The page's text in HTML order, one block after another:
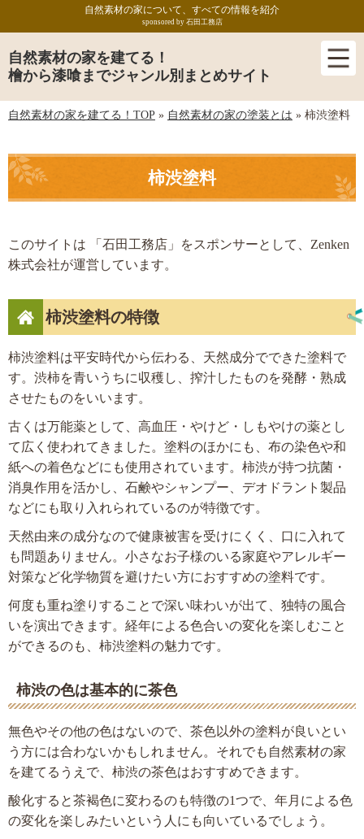
自然素材の家を建てる！
檜から漆喰までジャンル別まとめサイト
自然素材の家について、すべての情報を紹介
sponsored by 石田工務店
自然素材の家を建てる！TOP » 自然素材の家の塗装とは » 柿渋塗料
柿渋塗料
このサイトは 「石田工務店」をスポンサーとして、Zenken
株式会社が運営しています。
柿渋塗料の特徴
柿渋塗料は平安時代から伝わる、天然成分でできた塗料で
す。渋柿を青いうちに収穫し、搾汁したものを発酵・熟成
させたものをいいます。
古くは万能薬として、高血圧・やけど・しもやけの薬とし
て広く使われてきました。塗料のほかにも、布の染色や和
紙への着色などにも使用されています。柿渋が持つ抗菌・
消臭作用を活かし、石鹸やシャンプー、デオドラント製品
などにも取り入れられているのが特徴です。
天然由来の成分なので健康被害を受けにくく、口に入れて
も問題ありません。小さなお子様のいる家庭やアレルギー
対策など化学物質を避けたい方におすすめの塗料です。
何度も重ね塗りすることで深い味わいが出て、独特の風合
いを演出できます。経年による色合いの変化を楽しむこと
ができるのも、柿渋塗料の魅力です。
柿渋の色は基本的に茶色
無色やその他の色はないので、茶色以外の塗料が良いとい
う方には合わないかもしれません。それでも自然素材の家
を建てるうえで、柿渋の茶色はおすすめできます。
酸化すると茶褐色に変わるのも特徴の1つで、年月による色
の変化を楽しみたいという人にも向いているでしょう。